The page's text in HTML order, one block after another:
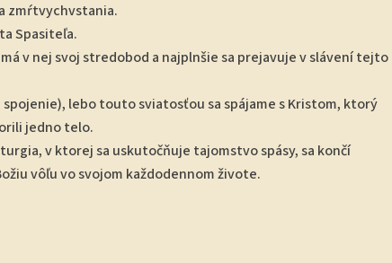
zmŕtvychvstania.
Spasiteľa.
v nej svoj stredobod a najplnšie sa prejavuje v slávení tejto
lebo touto sviatosťou sa spájame s Kristom, ktorý
jedno telo.
v ktorej sa uskutočňuje tajomstvo spásy, sa končí
vôľu vo svojom každodennom živote.